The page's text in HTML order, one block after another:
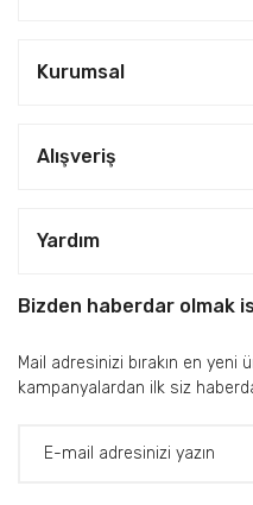
Kurumsal
Alışveriş
Yardım
Bizden haberdar olmak
Mail adresinizi bırakın en yeni
kampanyalardan ilk siz